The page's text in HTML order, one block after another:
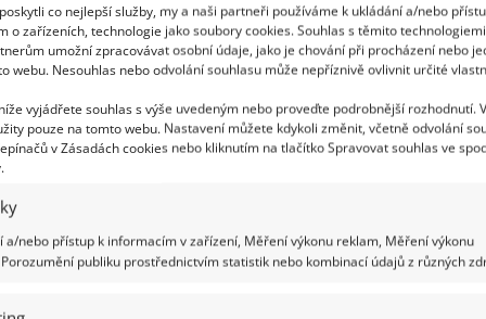
co nejlepší služby, my a naši partneři používáme k ukládání a/nebo
o zařízeních, technologie jako soubory cookies. Souhlas s těmito
umožní zpracovávat osobní údaje, jako je chování při procházení nebo
webu. Nesouhlas nebo odvolání souhlasu může nepříznivě ovlivnit určité
vyjádřete souhlas s výše uvedeným nebo proveďte podrobnější rozhodnutí.
pouze na tomto webu. Nastavení můžete kdykoli změnit, včetně odvolání
v Zásadách cookies nebo kliknutím na tlačítko Spravovat souhlas ve
a/nebo přístup k informacím v zařízení, Měření výkonu reklam, Měření výkonu
publiku prostřednictvím statistik nebo kombinací údajů z různých
vybavení se zaměřuje tento kvíz.
kvíz na téma život a práce za
Starší generace mohou projít s
skóre
život za socialismu se od dnešního výrazně lišil.
bylo nejen zdrojem obživy, ale také zákonnou